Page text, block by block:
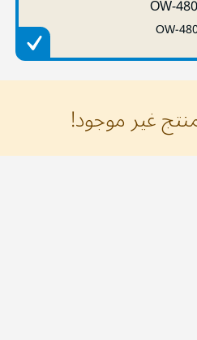
OW-
OW-
غير موجود!